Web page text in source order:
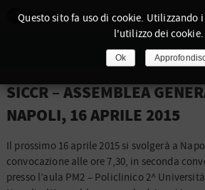
SICCR – ASSEMBLEA
NAPOLI, 16 APRILE 2015
Il prossimo 16 aprile 2015 si svolgerà a
convocazione alle ore 7,30, in seconda
presso l’aula PM2 – Policlinico 2^
Questo sito fa uso di cookie. Utilizzando
l'utilizzo dei cookie.
Ok